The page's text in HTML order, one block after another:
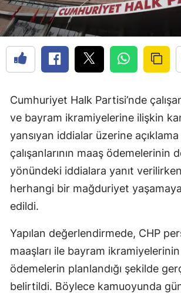
Cumhuriyet Halk Partisi’nde
ve bayram ikramiyelerine ilişkin
yansıyan iddialar üzerine açıklama
çalışanlarının maaş ödemelerinin
yönündeki iddialara yanıt
herhangi bir mağduriyet
edildi.
Yapılan değerlendirmede, CHP
maaşları ile bayram ikramiyelerinin
ödemelerin planlandığı şekilde
belirtildi. Böylece kamuoyunda